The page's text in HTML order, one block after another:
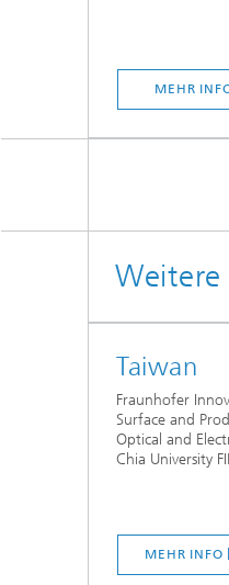
MEHR
Taiwan
Fraunhofer
Surface and
Optical and
Chia University
MEHR INFO